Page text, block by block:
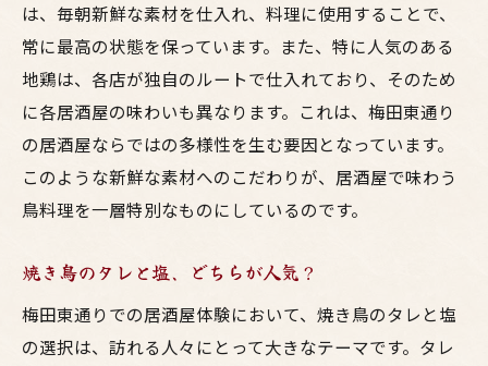
は、毎朝新鮮な素材を仕入れ、料理に使用することで、
常に最高の状態を保っています。また、特に人気のある
地鶏は、各店が独自のルートで仕入れており、そのため
に各居酒屋の味わいも異なります。これは、梅田東通り
の居酒屋ならではの多様性を生む要因となっています。
このような新鮮な素材へのこだわりが、居酒屋で味わう
鳥料理を一層特別なものにしているのです。
焼き鳥のタレと塩、どちらが人気？
梅田東通りでの居酒屋体験において、焼き鳥のタレと塩
の選択は、訪れる人々にとって大きなテーマです。タレ